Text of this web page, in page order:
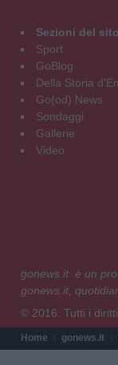
Sezioni del sito
Sport
GoBlog
Della Storia
Go(od) News
Sondaggi
Gallerie
Video
gonews.it è un
gonews.it,
© 2016. Tutti i diritti
Home gonews.it